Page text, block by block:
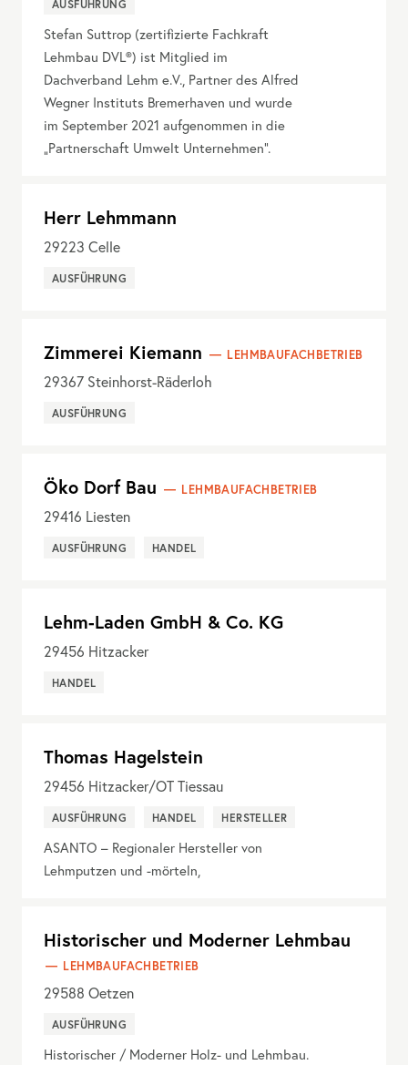
AUSFÜHRUNG
Stefan Suttrop (zertifizierte Fachkraft
Lehmbau DVL®) ist Mitglied im
Dachverband Lehm e.V., Partner des Alfred
Wegner Instituts Bremerhaven und wurde
im September 2021 aufgenommen in die
„Partnerschaft Umwelt Unternehmen“.
Herr Lehmmann
29223 Celle
AUSFÜHRUNG
Zimmerei Kiemann LEHMBAUFACHBETRIEB
29367 Steinhorst-Räderloh
AUSFÜHRUNG
Öko Dorf Bau LEHMBAUFACHBETRIEB
29416 Liesten
AUSFÜHRUNG HANDEL
Lehm-Laden GmbH & Co. KG
29456 Hitzacker
HANDEL
Thomas Hagelstein
29456 Hitzacker/OT Tiessau
AUSFÜHRUNG HANDEL HERSTELLER
ASANTO – Regionaler Hersteller von
Lehmputzen und -mörteln,
Historischer und Moderner Lehmbau
LEHMBAUFACHBETRIEB
29588 Oetzen
AUSFÜHRUNG
Historischer / Moderner Holz- und Lehmbau.